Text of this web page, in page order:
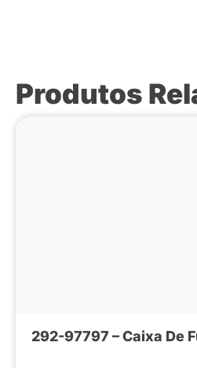
Produtos
292-97797 – Caixa De